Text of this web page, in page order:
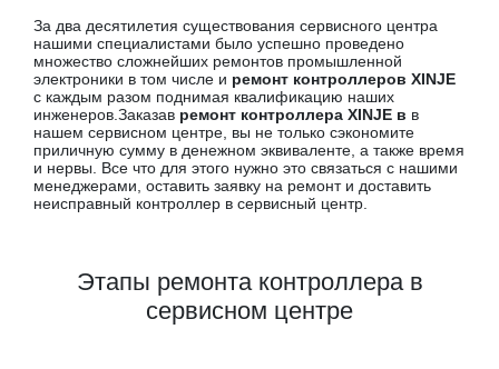
За два десятилетия существования сервисного центра
нашими специалистами было успешно проведено
множество сложнейших ремонтов промышленной
электроники в том числе и ремонт контроллеров XINJE
с каждым разом поднимая квалификацию наших
инженеров.Заказав ремонт контроллера XINJE в в
нашем сервисном центре, вы не только сэкономите
приличную сумму в денежном эквиваленте, а также время
и нервы. Все что для этого нужно это связаться с нашими
менеджерами, оставить заявку на ремонт и доставить
неисправный контроллер в сервисный центр.
Этапы ремонта контроллера в
сервисном центре